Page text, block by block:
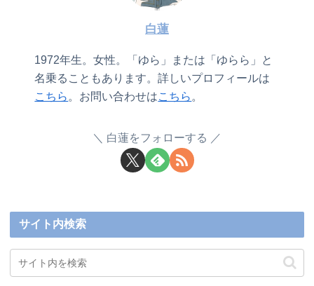
白蓮
1972年生。女性。「ゆら」または「ゆらら」と
名乗ることもあります。詳しいプロフィールは
こちら 。お問い合わせはこちら 。
白蓮をフォローする
サイト内検索